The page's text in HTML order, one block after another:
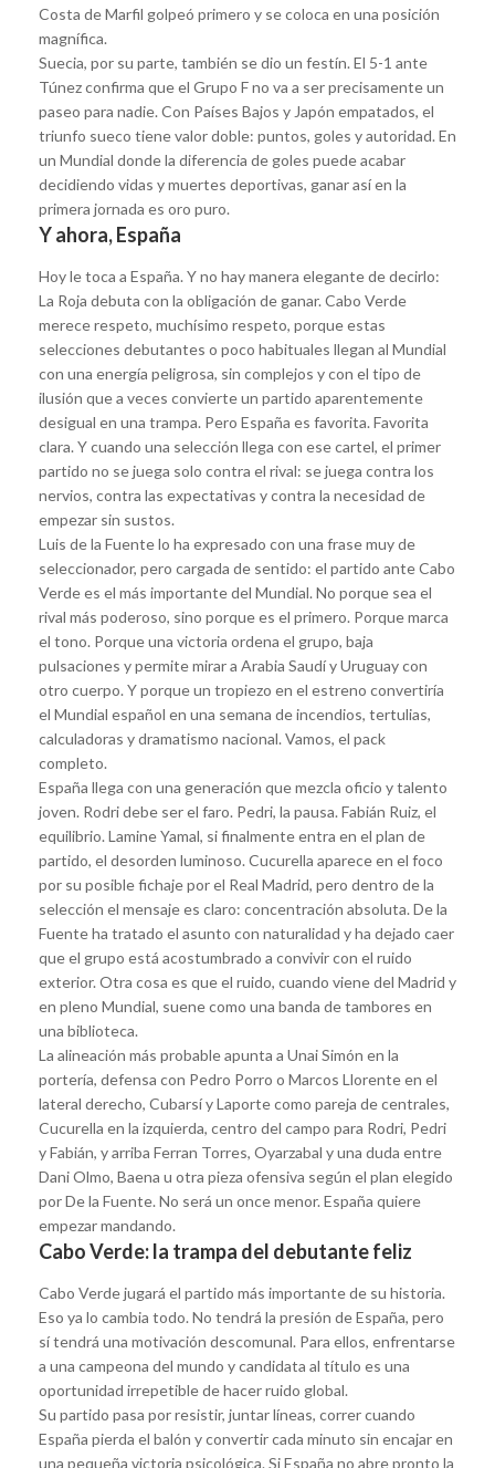
Costa de Marfil golpeó primero y se coloca en una posición
magnífica.
Suecia, por su parte, también se dio un festín. El 5-1 ante
Túnez confirma que el Grupo F no va a ser precisamente un
paseo para nadie. Con Países Bajos y Japón empatados, el
triunfo sueco tiene valor doble: puntos, goles y autoridad. En
un Mundial donde la diferencia de goles puede acabar
decidiendo vidas y muertes deportivas, ganar así en la
primera jornada es oro puro.
Y ahora, España
Hoy le toca a España. Y no hay manera elegante de decirlo:
La Roja debuta con la obligación de ganar. Cabo Verde
merece respeto, muchísimo respeto, porque estas
selecciones debutantes o poco habituales llegan al Mundial
con una energía peligrosa, sin complejos y con el tipo de
ilusión que a veces convierte un partido aparentemente
desigual en una trampa. Pero España es favorita. Favorita
clara. Y cuando una selección llega con ese cartel, el primer
partido no se juega solo contra el rival: se juega contra los
nervios, contra las expectativas y contra la necesidad de
empezar sin sustos.
Luis de la Fuente lo ha expresado con una frase muy de
seleccionador, pero cargada de sentido: el partido ante Cabo
Verde es el más importante del Mundial. No porque sea el
rival más poderoso, sino porque es el primero. Porque marca
el tono. Porque una victoria ordena el grupo, baja
pulsaciones y permite mirar a Arabia Saudí y Uruguay con
otro cuerpo. Y porque un tropiezo en el estreno convertiría
el Mundial español en una semana de incendios, tertulias,
calculadoras y dramatismo nacional. Vamos, el pack
completo.
España llega con una generación que mezcla oficio y talento
joven. Rodri debe ser el faro. Pedri, la pausa. Fabián Ruiz, el
equilibrio. Lamine Yamal, si finalmente entra en el plan de
partido, el desorden luminoso. Cucurella aparece en el foco
por su posible fichaje por el Real Madrid, pero dentro de la
selección el mensaje es claro: concentración absoluta. De la
Fuente ha tratado el asunto con naturalidad y ha dejado caer
que el grupo está acostumbrado a convivir con el ruido
exterior. Otra cosa es que el ruido, cuando viene del Madrid y
en pleno Mundial, suene como una banda de tambores en
una biblioteca.
La alineación más probable apunta a Unai Simón en la
portería, defensa con Pedro Porro o Marcos Llorente en el
lateral derecho, Cubarsí y Laporte como pareja de centrales,
Cucurella en la izquierda, centro del campo para Rodri, Pedri
y Fabián, y arriba Ferran Torres, Oyarzabal y una duda entre
Dani Olmo, Baena u otra pieza ofensiva según el plan elegido
por De la Fuente. No será un once menor. España quiere
empezar mandando.
Cabo Verde: la trampa del debutante feliz
Cabo Verde jugará el partido más importante de su historia.
Eso ya lo cambia todo. No tendrá la presión de España, pero
sí tendrá una motivación descomunal. Para ellos, enfrentarse
a una campeona del mundo y candidata al título es una
oportunidad irrepetible de hacer ruido global.
Su partido pasa por resistir, juntar líneas, correr cuando
España pierda el balón y convertir cada minuto sin encajar en
una pequeña victoria psicológica. Si España no abre pronto la